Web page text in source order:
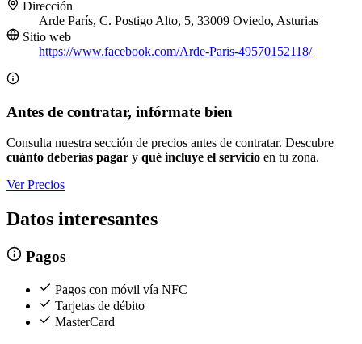
Dirección
Arde París, C. Postigo Alto, 5, 33009 Oviedo, Asturias
Sitio web
https://www.facebook.com/Arde-Paris-49570152118/
Antes de contratar, infórmate bien
Consulta nuestra sección de precios antes de contratar. Descubre
cuánto deberías pagar y qué incluye el servicio en tu zona.
Ver Precios
Datos interesantes
Pagos
Pagos con móvil vía NFC
Tarjetas de débito
MasterCard